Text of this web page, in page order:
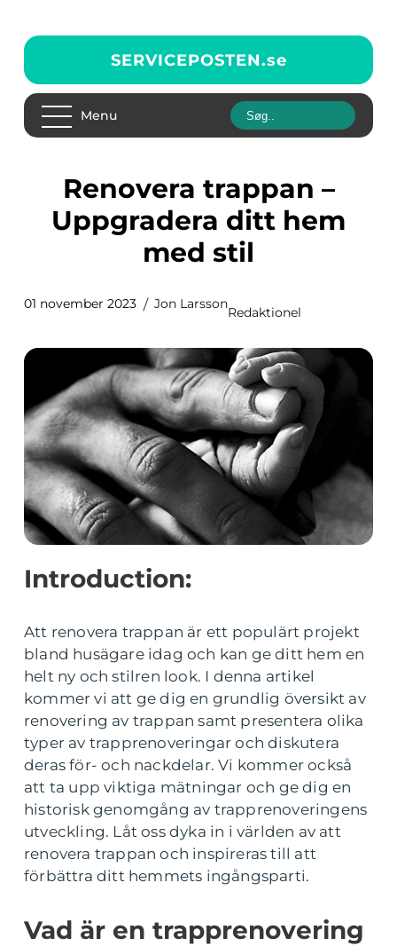
SERVICEPOSTEN.se
Menu
Renovera trappan –
Uppgradera ditt hem
med stil
01 november 2023 Jon Larsson
Redaktionel
Introduction:
Att renovera trappan är ett populärt projekt
bland husägare idag och kan ge ditt hem en
helt ny och stilren look. I denna artikel
kommer vi att ge dig en grundlig översikt av
renovering av trappan samt presentera olika
typer av trapprenoveringar och diskutera
deras för- och nackdelar. Vi kommer också
att ta upp viktiga mätningar och ge dig en
historisk genomgång av trapprenoveringens
utveckling. Låt oss dyka in i världen av att
renovera trappan och inspireras till att
förbättra ditt hemmets ingångsparti.
Vad är en trapprenovering